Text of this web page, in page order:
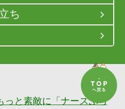
ち
っと素敵に「ナースぷら